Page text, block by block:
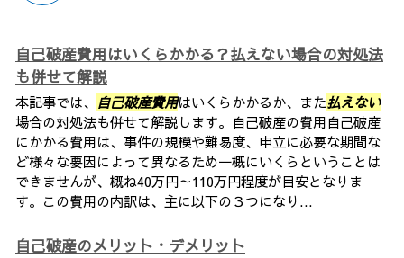
自己破産費用はいくらかかる？払えない場合の対処法
も併せて解説
本記事では、 自己破産費用はいくらかかるか、また払えない
場合の対処法も併せて解説します。自己破産の費用自己破産
にかかる費用は、事件の規模や難易度、申立に必要な期間な
ど様々な要因によって異なるため一概にいくらということは
できませんが、概ね40万円～110万円程度が目安となりま
す。この費用の内訳は、主に以下の３つになり...
自己破産のメリット・デメリット